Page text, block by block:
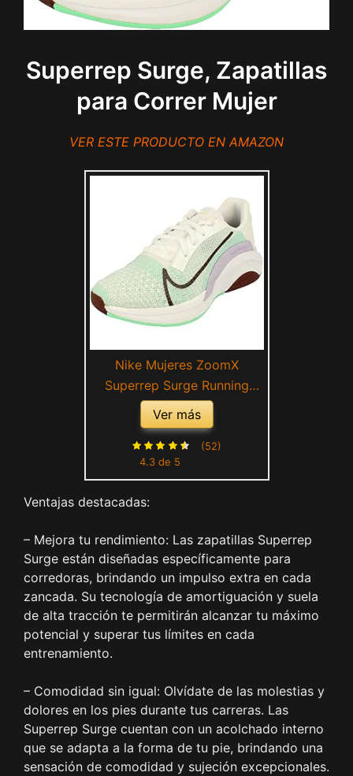
Superrep Surge, Zapatillas
para Correr Mujer
VER ESTE PRODUCTO EN AMAZON
Nike Mujeres ZoomX
Superrep Surge Running
Trainers CK9406 Sneakers
Zapatos (UK 2.5 US 5 EU
35.5, White Bronze Eclipse
135)
Ver más
4.3 de 5
(52)
Ventajas destacadas:
– Mejora tu rendimiento: Las zapatillas Superrep
Surge están diseñadas específicamente para
corredoras, brindando un impulso extra en cada
zancada. Su tecnología de amortiguación y suela
de alta tracción te permitirán alcanzar tu máximo
potencial y superar tus límites en cada
entrenamiento.
– Comodidad sin igual: Olvídate de las molestias y
dolores en los pies durante tus carreras. Las
Superrep Surge cuentan con un acolchado interno
que se adapta a la forma de tu pie, brindando una
sensación de comodidad y sujeción excepcionales.